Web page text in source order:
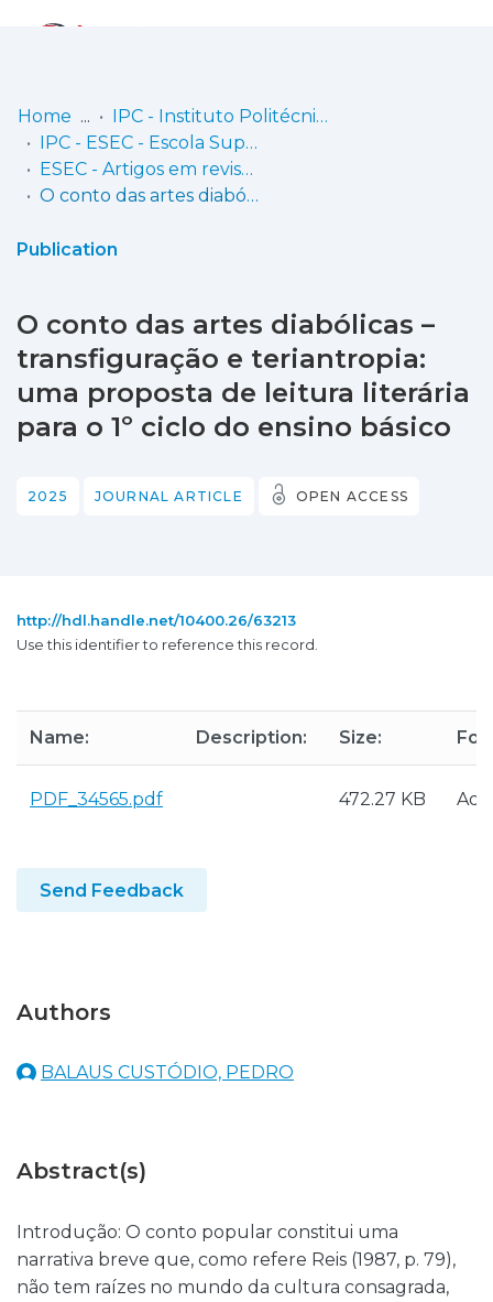
Communities
& Collections
Statistics
Home
IPC - Instituto Politécnico de Coimbra
IPC - ESEC - Escola Superior de Educação de Coimbra
ESEC - Artigos em revistas
O conto das artes diabólicas – transfiguração e teriantropia: uma proposta de leitura literária para o 1º ciclo do ensino básico
Publication
O conto das artes diabólicas –
transfiguração e teriantropia:
uma proposta de leitura literária
para o 1º ciclo do ensino básico
2025 JOURNAL ARTICLE OPEN ACCESS
http://hdl.handle.net/10400.26/63213
Use this identifier to reference this record.
Name: Description: Size:
PDF_34565.pdf 472.27 KB
Send Feedback
Authors
BALAUS CUSTÓDIO, PEDRO
Abstract(s)
Introdução: O conto popular constitui uma
narrativa breve que, como refere Reis (1987, p. 79),
não tem raízes no mundo da cultura consagrada,